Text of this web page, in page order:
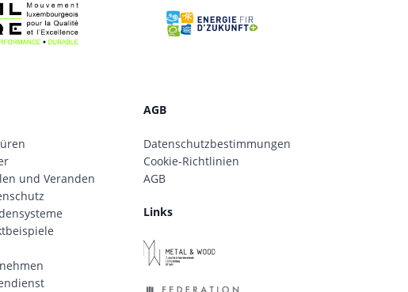
und Veranden
AGB
Datenschutzbestimmungen
Cookie-Richtlinien
AGB
Links